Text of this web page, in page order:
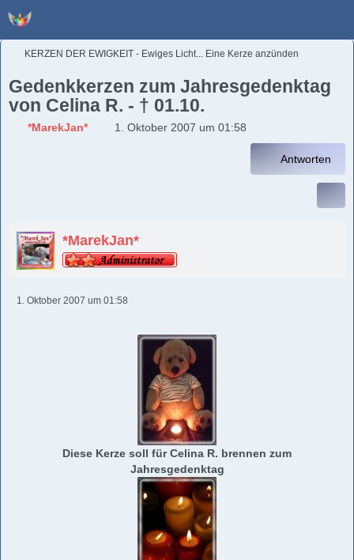
KERZEN DER EWIGKEIT - Ewiges Licht... Eine Kerze anzünden
Gedenkkerzen zum Jahresgedenktag
von Celina R. - † 01.10.
*MarekJan* 1. Oktober 2007 um 01:58
Antworten
*MarekJan*
1. Oktober 2007 um 01:58
Diese Kerze soll für Celina R. brennen zum
Jahresgedenktag